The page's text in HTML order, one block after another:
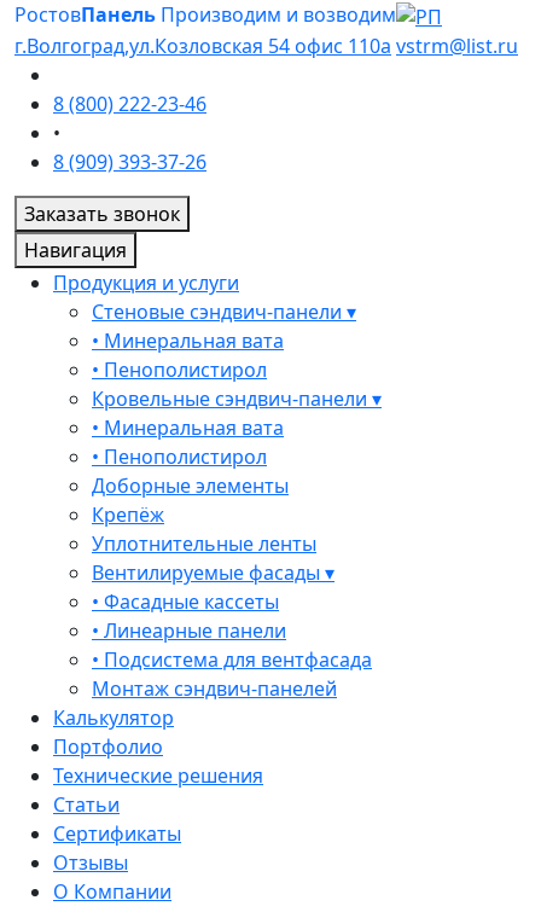
РостовПанель Производим и возводим
г.Волгоград,ул.Козловская 54 офис 110а vstrm@list.ru
8 (800) 222-23-46
•
8 (909) 393-37-26
Заказать звонок
Навигация
Продукция и услуги
Стеновые сэндвич-панели ▾
• Минеральная вата
• Пенополистирол
Кровельные сэндвич-панели ▾
• Минеральная вата
• Пенополистирол
Доборные элементы
Крепёж
Уплотнительные ленты
Вентилируемые фасады ▾
• Фасадные кассеты
• Линеарные панели
• Подсистема для вентфасада
Монтаж сэндвич-панелей
Калькулятор
Портфолио
Технические решения
Статьи
Сертификаты
Отзывы
О Компании